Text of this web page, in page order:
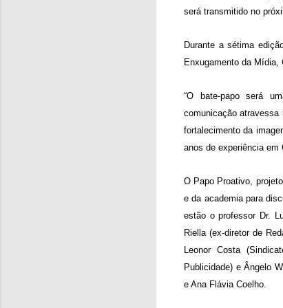
será transmitido no
Durante a sétima
Enxugamento da Mídia,
“O bate-papo será
comunicação
fortalecimento da
anos de experiência em
O Papo Proativo,
e da academia para
estão o professor Dr.
Riella (ex-diretor de
Leonor Costa
Publicidade) e Ângelo
e Ana Flávia Coelho.